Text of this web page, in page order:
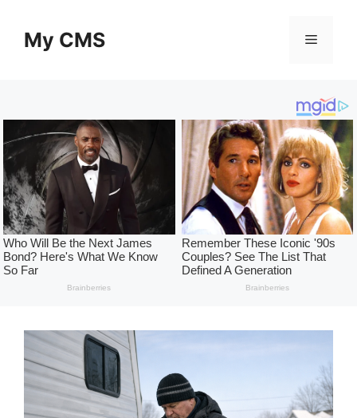
contentMy CMS Menu